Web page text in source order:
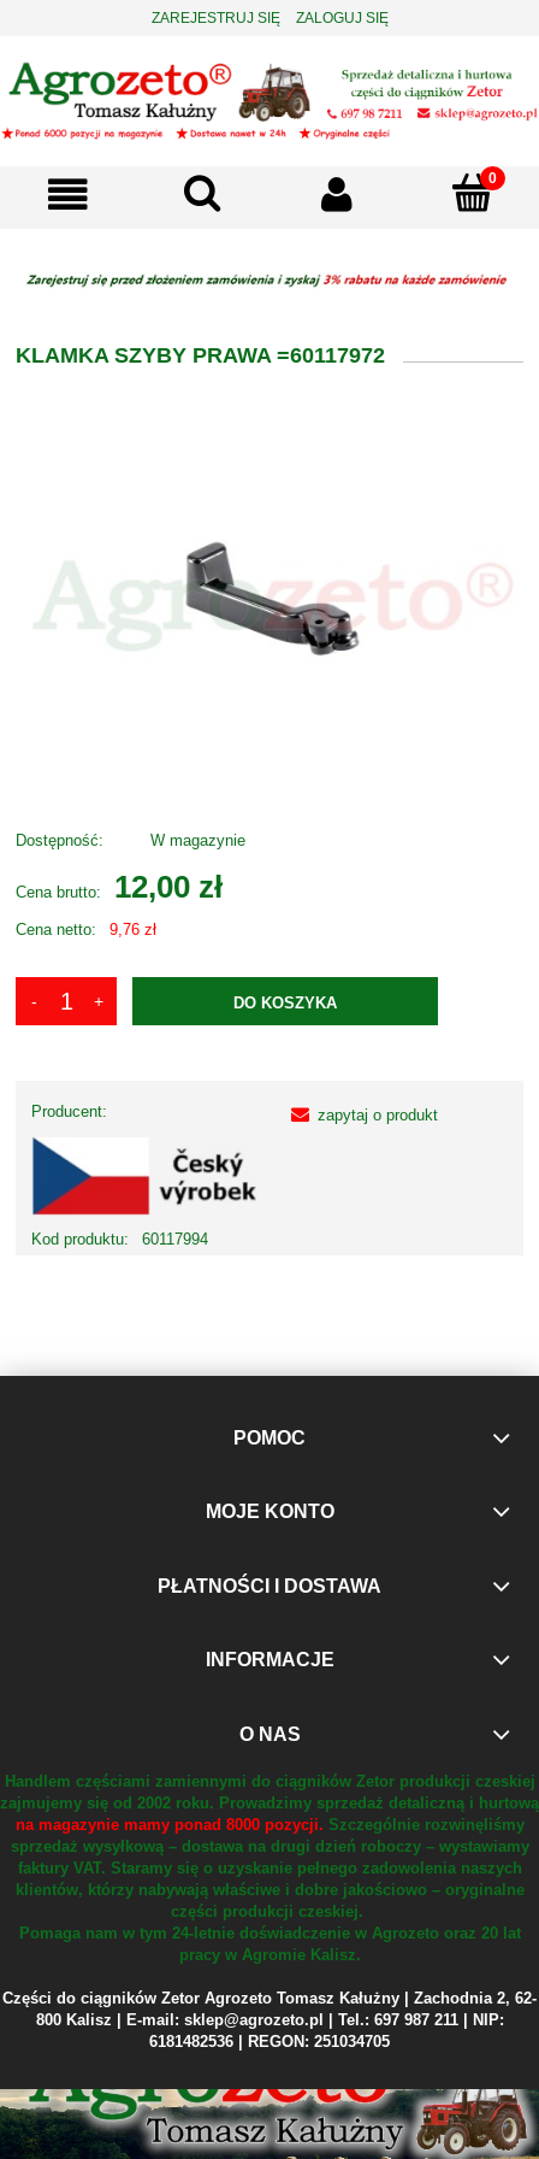
ZAREJESTRUJ SIĘ ZALOGUJ SIĘ
KLAMKA SZYBY PRAWA =60117972
Dostępność: W magazynie
Cena brutto: 12,00 zł
Cena netto: 9,76 zł
DO KOSZYKA
Producent:
Kod produktu: 60117994
zapytaj o produkt
POMOC
MOJE KONTO
PŁATNOŚCI I DOSTAWA
INFORMACJE
O NAS
Handlem częściami zamiennymi do ciągników Zetor produkcji czeskiej
zajmujemy się od 2002 roku. Prowadzimy sprzedaż detaliczną i hurtową
na magazynie mamy ponad 8000 pozycji. Szczególnie rozwinęliśmy
sprzedaż wysyłkową – dostawa na drugi dzień roboczy – wystawiamy
faktury VAT. Staramy się o uzyskanie pełnego zadowolenia naszych
klientów, którzy nabywają właściwe i dobre jakościowo – oryginalne
części produkcji czeskiej.
Pomaga nam w tym 24-letnie doświadczenie w Agrozeto oraz 20 lat
pracy w Agromie Kalisz.
Części do ciągników Zetor Agrozeto Tomasz Kałużny | Zachodnia 2, 62-
800 Kalisz | E-mail: sklep@agrozeto.pl | Tel.: 697 987 211 | NIP:
6181482536 | REGON: 251034705